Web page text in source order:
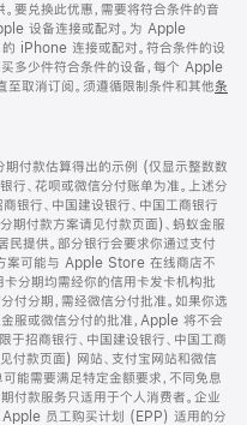
要兑换此优惠，需要将符合条件的音
设备连接或配对。为 Apple
iPhone 连接或配对。符合条件的设
多少件符合条件的设备，每个 Apple
至取消订阅。须遵循限制条件和其他条
期付款估算得出的示例 (仅显示整数数
行、花呗或微信分付账单为准。上述分
银行、中国建设银行、中国工商银行
期付款方案请见付款页面)、蚂蚁金服
提供。部分银行会要求你通过支付
案可能与 Apple Store 在线商店不
分期均需经你的信用卡发卡机构批
付分期，需经微信分付批准。如果你选
服或微信分付的批准，Apple 将不会
招商银行、中国建设银行、中国工商
付款页面) 网站、支付宝网站和微信
能需要满足特定金额要求，不同免息
付款服务只适用于个人消费者。企业
Apple 员工购买计划 (EPP) 适用的分